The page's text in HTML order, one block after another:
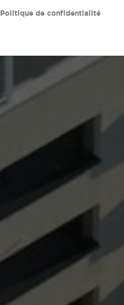
Politique de confidentialité